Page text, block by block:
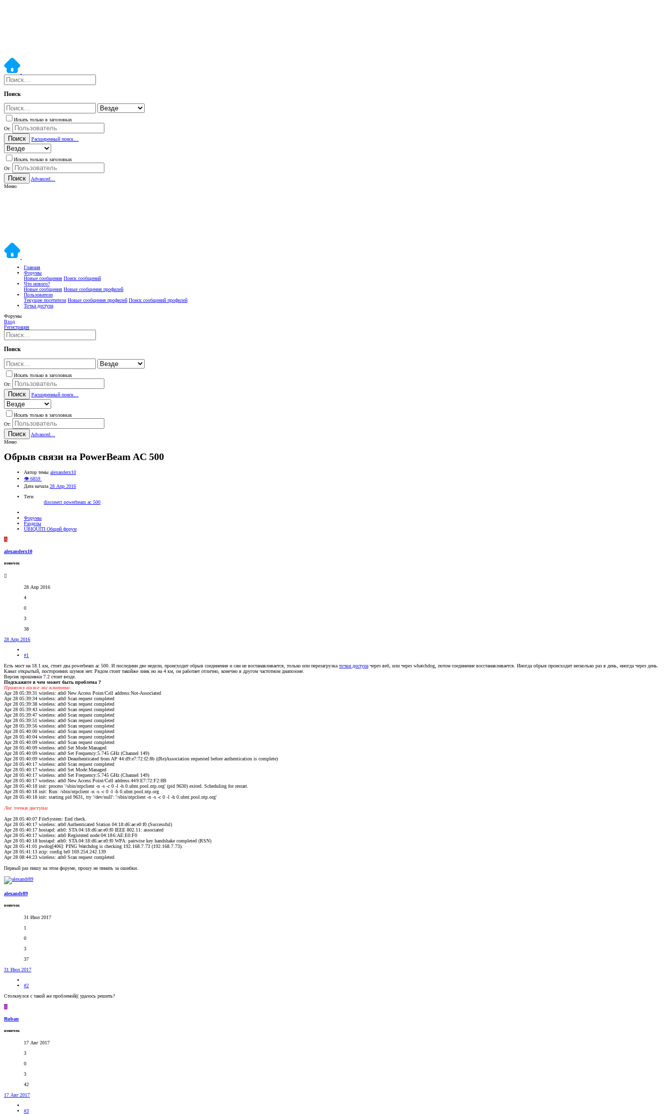
Поиск
Искать только в заголовках
От:
Поиск Расширенный поиск…
Искать только в заголовках
От:
Поиск
Advanced…
Меню
Главная
Форумы
Новые сообщения Поиск сообщений
Что нового?
Новые сообщения Новые сообщения профилей
Пользователи
Текущие посетители Новые сообщения профилей Поиск сообщений профилей
Точка доступа
Форумы
Вход
Регистрация
Поиск
Искать только в заголовках
От:
Поиск Расширенный поиск…
Искать только в заголовках
От:
Поиск
Advanced…
Меню
Обрыв связи на PowerBeam AC 500
Автор темы alexanderx10
👁 6859
Дата начала 28 Апр 2016
Теги
disconect powerbeam ac 500
Форумы
Разделы
UBIQUITI Общий форум
A
alexanderx10
новичок
28 Апр 2016
4
0
3
38
28 Апр 2016
#1
Есть мост на 18.1 км, стоят два powerbeam ac 500. И последнии две недели, происходит обрыв соединения и сам не востанавливается, только или перезагрузка точки доступа через веб, или через whatchdog, потом соединение восстанавливается. Иногда обрыв происходит несколько раз в день, иногда через день.
Канал открытый, посторонних шумов нет. Рядом стоит такойже линк но на 4 км, он работает отлично, конечно в другом частотном диапозоне.
Версия прошивки 7.2 стоит везде.
Подскажите в чем может быть проблема ?
Привожу ниже лог клиента:
Apr 28 05:39:31 wireless: ath0 New Access Point/Cell address:Not-Associated
Apr 28 05:39:34 wireless: ath0 Scan request completed
Apr 28 05:39:38 wireless: ath0 Scan request completed
Apr 28 05:39:43 wireless: ath0 Scan request completed
Apr 28 05:39:47 wireless: ath0 Scan request completed
Apr 28 05:39:51 wireless: ath0 Scan request completed
Apr 28 05:39:56 wireless: ath0 Scan request completed
Apr 28 05:40:00 wireless: ath0 Scan request completed
Apr 28 05:40:04 wireless: ath0 Scan request completed
Apr 28 05:40:09 wireless: ath0 Scan request completed
Apr 28 05:40:09 wireless: ath0 Set Mode:Managed
Apr 28 05:40:09 wireless: ath0 Set Frequency:5.745 GHz (Channel 149)
Apr 28 05:40:09 wireless: ath0 Deauthenticated from AP 44:d9:e7:72:f2:8b ((Re)Association requested before authentication is complete)
Apr 28 05:40:17 wireless: ath0 Scan request completed
Apr 28 05:40:17 wireless: ath0 Set Mode:Managed
Apr 28 05:40:17 wireless: ath0 Set Frequency:5.745 GHz (Channel 149)
Apr 28 05:40:17 wireless: ath0 New Access Point/Cell address:449:E7:72:F2:8B
Apr 28 05:40:18 init: process '/sbin/ntpclient -n -s -c 0 -l -h 0.ubnt.pool.ntp.org' (pid 9630) exited. Scheduling for restart.
Apr 28 05:40:18 init: Run: /sbin/ntpclient -n -s -c 0 -l -h 0.ubnt.pool.ntp.org
Apr 28 05:40:18 init: starting pid 9631, tty '/dev/null': '/sbin/ntpclient -n -s -c 0 -l -h 0.ubnt.pool.ntp.org'
Лог точки доступа:
Apr 28 05:40:07 FileSystem: End check.
Apr 28 05:40:17 wireless: ath0 Authenticated Station 04:18:d6:ae:e0:f0 (Successful)
Apr 28 05:40:17 hostapd: ath0: STA 04:18:d6:ae:e0:f0 IEEE 802.11: associated
Apr 28 05:40:17 wireless: ath0 Registered node:04:186:AE:E0:F0
Apr 28 05:40:18 hostapd: ath0: STA 04:18:d6:ae:e0:f0 WPA: pairwise key handshake completed (RSN)
Apr 28 05:41:01 pwdog[406]: PING Watchdog is checking 192.168.7.73 (192.168.7.73).
Apr 28 05:41:13 zcip: config br0 169.254.242.139
Apr 28 08:44:23 wireless: ath0 Scan request completed
Первый раз пишу на этом форуме, прошу не пинать за ошибки.
alexandr89
новичок
31 Июл 2017
1
0
3
37
31 Июл 2017
#2
Столкнулся с такой же проблемой(( удалось решить?
R
Ruban
новичок
17 Авг 2017
3
0
3
42
17 Авг 2017
#3